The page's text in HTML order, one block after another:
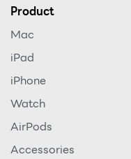
Product
Mac
iPad
iPhone
Watch
AirPods
Accessories